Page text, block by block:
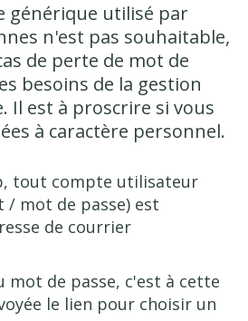
générique utilisé par
n'est pas souhaitable,
de perte de mot de
besoins de la gestion
Il est à proscrire si vous
à caractère personnel.
tout compte utilisateur
mot de passe) est
de courrier
mot de passe, c'est à cette
le lien pour choisir un